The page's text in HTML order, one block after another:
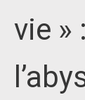
vie »